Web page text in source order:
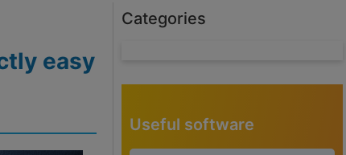
easy
Categories
Useful software